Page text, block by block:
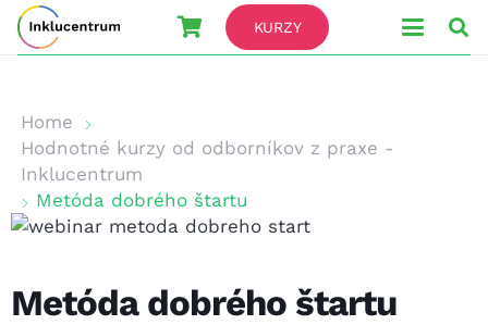
KURZY
Home
Hodnotné kurzy od odborníkov z praxe -
Inklucentrum
Metóda dobrého štartu
Metóda dobrého štartu